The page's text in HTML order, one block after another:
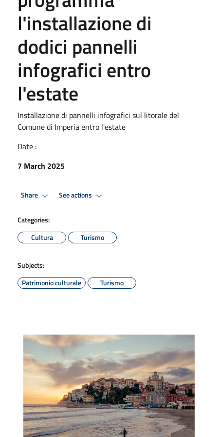
l'installazione di
dodici pannelli
infografici entro
l'estate
Installazione di pannelli infografici sul litorale del
Comune di Imperia entro l'estate
Date :
7 March 2025
Share See actions
Categories:
Cultura
Turismo
Subjects:
Patrimonio culturale
Turismo